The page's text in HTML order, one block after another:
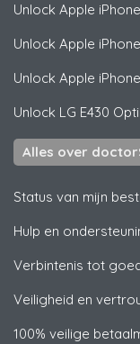
Unlock Apple
Unlock Apple
Unlock Apple
Unlock LG E430
Alles over
Status van mijn
Hulp en
Verbintenis tot
Veiligheid en
100% veilige